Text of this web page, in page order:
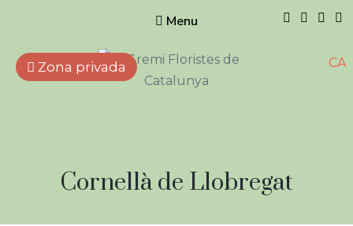
Menu
Empreses que treballen
amb flors, plantes naturals i
CA
Zona privada
Ubicació
Cornellà de Llobregat